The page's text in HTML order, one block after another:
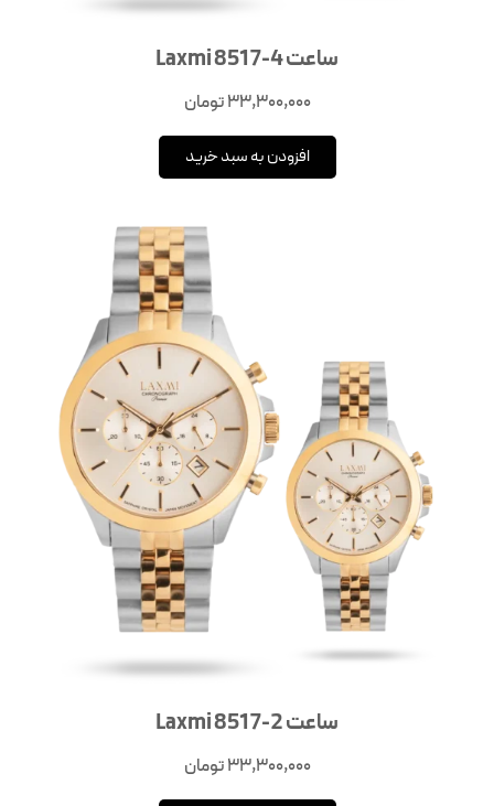
ساعت Laxmi 8517-4
33,300,000تومان
افزودن به سبد خرید
ساعت Laxmi 8517-2
33,300,000تومان